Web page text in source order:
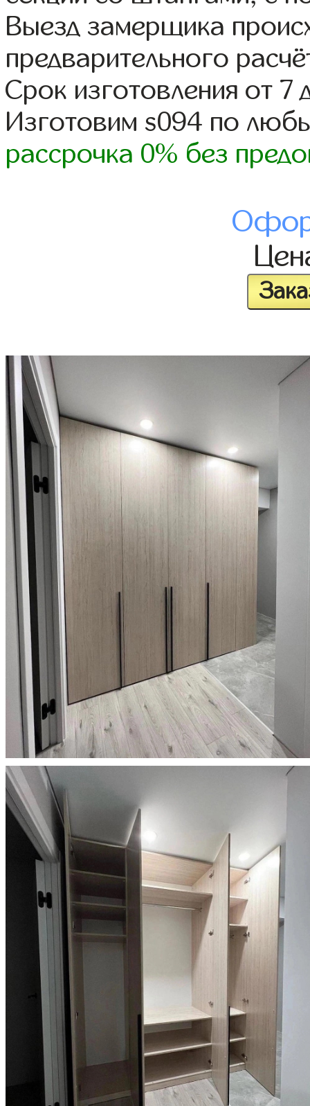
Выезд замерщика
предварительного
Срок изготовления от 7
Изготовим s094 по
рассрочка 0% без